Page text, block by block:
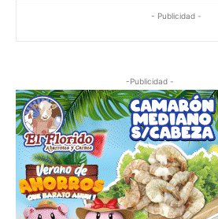
- Publicidad -
-Publicidad -